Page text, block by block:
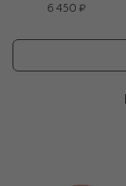
6 450 ₽